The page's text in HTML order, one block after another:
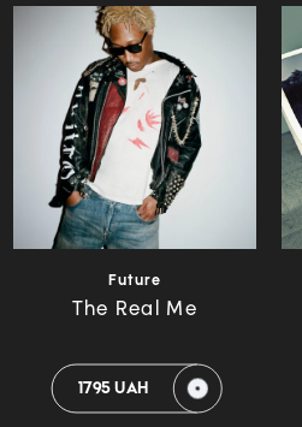
Future
The Real Me
1795 UAH